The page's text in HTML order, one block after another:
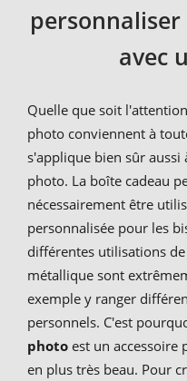
avec
Quelle que soit
photo conviennent à
s'applique bien sûr
photo. La boîte cadeau
nécessairement être
personnalisée pour les
différentes utilisations
métallique sont
exemple y ranger
personnels. C'est
photo est un accessoire
en plus très beau. Pour